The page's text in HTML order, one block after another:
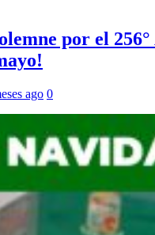
por el
ago 0